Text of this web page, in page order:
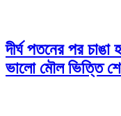
দীর্ঘ পতনের পর
ভালো মৌল ভিত্তি